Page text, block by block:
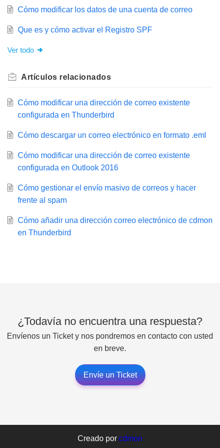
Cómo modificar los datos de una cuenta de correo
Que es y cómo activar el Registro SPF
Ver todo
Artículos relacionados
Cómo modificar una dirección de correo existente
configurada en Thunderbird
Cómo descargar un correo electrónico en formato .eml
Cómo modificar una dirección de correo existente
configurada en Outlook 2016
Cómo gestionar el envío masivo de correos y hacer
frente al spam
Cómo añadir una dirección correo electrónico de cdmon
en Thunderbird
¿Todavía no encuentra una respuesta?
Envíenos un Ticket y nos pondremos en contacto con usted
en breve.
Envíe un Ticket
Creado por cdmon